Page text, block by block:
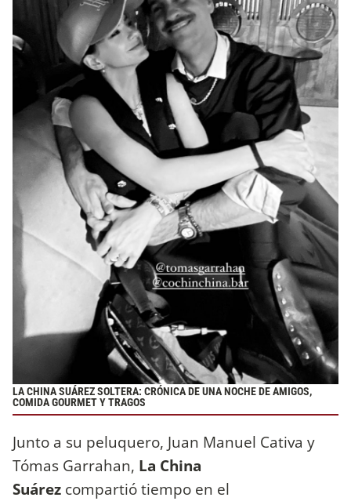
LA CHINA SUÁREZ SOLTERA: CRÓNICA DE UNA NOCHE DE AMIGOS,
COMIDA GOURMET Y TRAGOS
Junto a su peluquero, Juan Manuel Cativa y
Tómas Garrahan, La China
Suárez compartió tiempo en el